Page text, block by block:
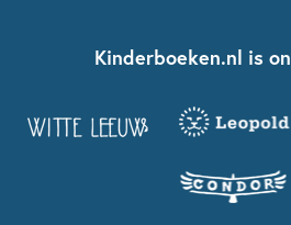
Kinderboeken diversiteit
Grappige kinderboeken
Spannende kinderboeken
Boekentips 12+ jaar
Spekkie en Sproet
Kinderboeken.nl is